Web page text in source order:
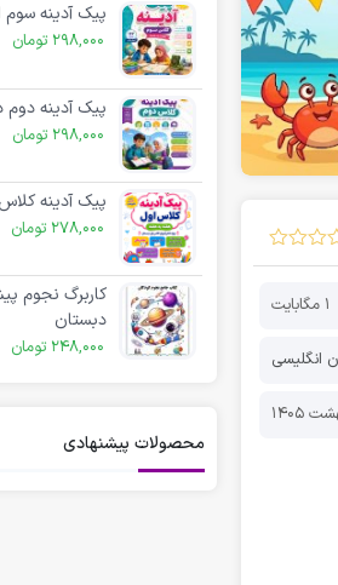
1 مگابایت
انگلیسی
پیک آدینه سوم
298,000 تومان
پیک آدینه دوم
298,000 تومان
پیک آدینه
278,000 تومان
کاربرگ نجوم
دبستان
248,000 تومان
محصولات پیشنهادی